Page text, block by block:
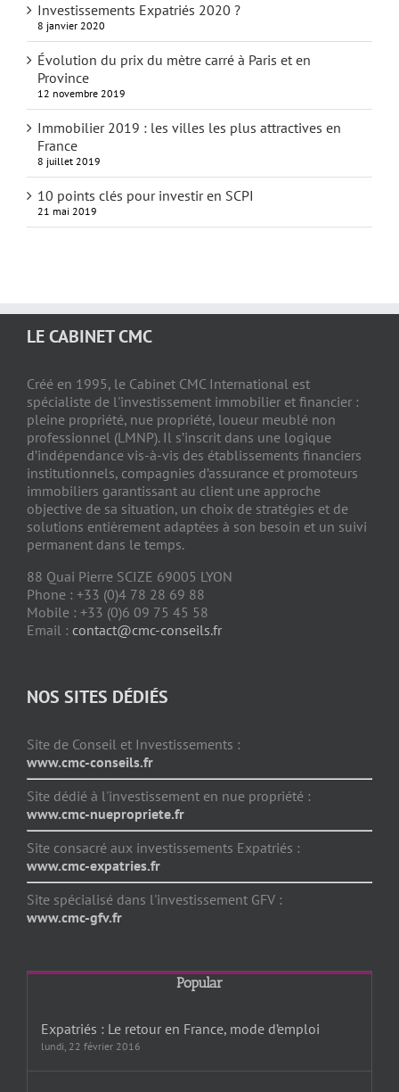
Investissements Expatriés 2020 ?
8 janvier 2020
Évolution du prix du mètre carré à Paris et en
Province
12 novembre 2019
Immobilier 2019 : les villes les plus attractives en
France
8 juillet 2019
10 points clés pour investir en SCPI
21 mai 2019
LE CABINET CMC
Créé en 1995, le Cabinet CMC International est
spécialiste de l'investissement immobilier et financier :
pleine propriété, nue propriété, loueur meublé non
professionnel (LMNP). Il s’inscrit dans une logique
d’indépendance vis-à-vis des établissements financiers
institutionnels, compagnies d’assurance et promoteurs
immobiliers garantissant au client une approche
objective de sa situation, un choix de stratégies et de
solutions entièrement adaptées à son besoin et un suivi
permanent dans le temps.
88 Quai Pierre SCIZE 69005 LYON
Phone : +33 (0)4 78 28 69 88
Mobile : +33 (0)6 09 75 45 58
Email : contact@cmc-conseils.fr
NOS SITES DÉDIÉS
Site de Conseil et Investissements :
www.cmc-conseils.fr
Site dédié à l'investissement en nue propriété :
www.cmc-nuepropriete.fr
Site consacré aux investissements Expatriés :
www.cmc-expatries.fr
Site spécialisé dans l'investissement GFV :
www.cmc-gfv.fr
Popular
Expatriés : Le retour en France, mode d’emploi
lundi, 22 février 2016